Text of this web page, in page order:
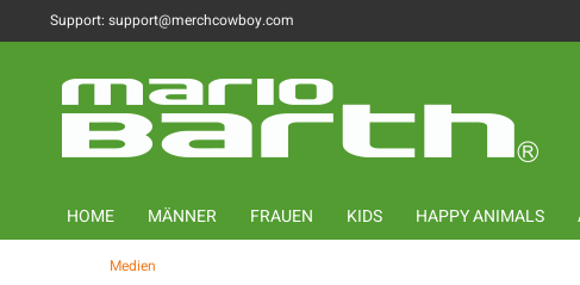
Support: support@merchcowboy.com
HOME MÄNNER FRAUEN KIDS HAPPY ANIMALS
Medien